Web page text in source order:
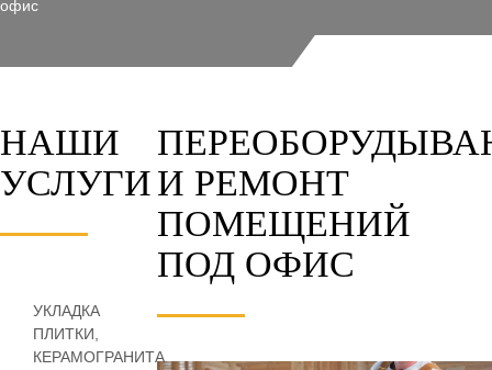
офис
И РЕМОНТ
ПОМЕЩЕНИЙ
ПОД ОФИС
НАШИ
УСЛУГИ
УКЛАДКА
ПЛИТКИ,
КЕРАМОГРАНИТА